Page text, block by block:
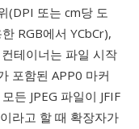
(DPI 또는 cm당 도
RGB에서 YCbCr),
테이너는 파일 시작
포함된 APP0 마커
든 JPEG 파일이 JFIF
라고 할 때 확장자가